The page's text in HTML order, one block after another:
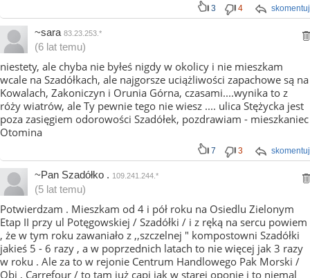
skomentuj
3 4
~sara 83.23.253.*
(6 lat temu)
niestety, ale chyba nie byłeś nigdy w okolicy i nie mieszkam
wcale na Szadółkach, ale najgorsze uciążliwości zapachowe są na
Kowalach, Zakoniczyn i Orunia Górna, czasami....wynika to z
róży wiatrów, ale Ty pewnie tego nie wiesz .... ulica Stężycka jest
poza zasięgiem odorowości Szadółek, pozdrawiam - mieszkaniec
Otomina
skomentuj
7 3
~Pan Szadółko . 109.241.244.*
(5 lat temu)
Potwierdzam . Mieszkam od 4 i pół roku na Osiedlu Zielonym
Etap II przy ul Potęgowskiej / Szadółki / i z ręką na sercu powiem
, że w tym roku zawaniało z ,,szczelnej " kompostowni Szadółki
jakieś 5 - 6 razy , a w poprzednich latach to nie więcej jak 3 razy
w roku . Ale za to w rejonie Centrum Handlowego Pak Morski /
Obi , Carrefour / to tam już capi jak w starej oponie i to niemal